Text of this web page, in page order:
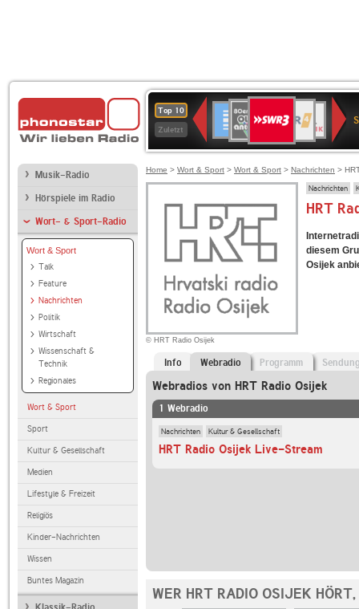
Top 10
Zuletzt
Deutschlandfunk
80er
90er
OLDIE
ANTENNE
4
KLASSIK
SWR
Kultur
NDR
2
Musik-Radio
Hörspiele im Radio
Wort- & Sport-Radio
Wort & Sport
Talk
Feature
Nachrichten
Politik
Wirtschaft
Wissenschaft &
Technik
Regionales
Wort & Sport
Sport
Kultur & Gesellschaft
Medien
Lifestyle & Freizeit
Religiös
Kinder-Nachrichten
Wissen
Buntes Magazin
Home > Wort & Sport > Wort & Sport > Nachrichten >
© HRT Radio Osijek
Nachrichten
HRT
diesem
Osijek
Info Webradio Programm
Webradios von HRT Radio Osijek
1 Webradio
Nachrichten Kultur & Gesellschaft
HRT Radio Osijek Live-Stream
WER HRT RADIO OSIJEK